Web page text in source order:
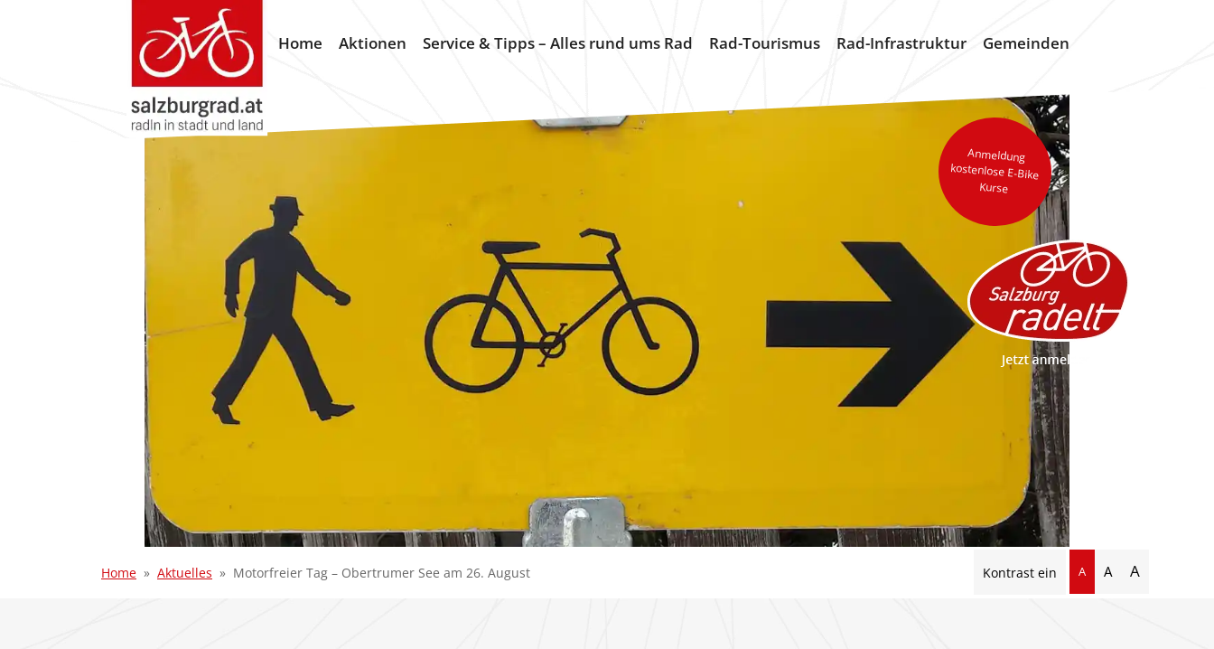
Home Aktionen Service & Tipps – Alles rund ums Rad Rad-Tourismus Rad-Infrastruktur Gemeinden
Anmeldung
kostenlose E-Bike
Kurse
Home Aktuelles Motorfreier Tag – Obertrumer See am 26. August Kontrast ein A A A